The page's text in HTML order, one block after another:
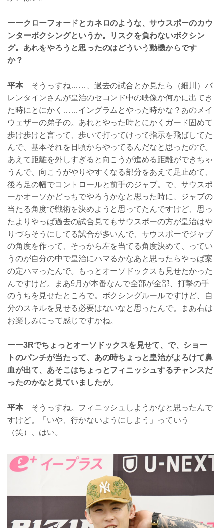
ーークローフォードとカネロのような、サウスポーのカウ
ンターボクシングというか。リスクを負わないボクシン
グ。あれをやろうと思ったのはどういう動機からです
か？
平本そうっすね……、過去の試合とか見たら（細川）バ
レンタインさんが皇治のセコンド中の映像か何かに出てき
た時にとにかく……イングラムとやった時かな？あのメイ
ウェザーの弟子の。あれとやった時とにかくガード固めて
歩け歩けと言って、歩いて打ってけって指示を飛ばしてた
んで、基本それを日頃からやってるんだなと思ったので。
あえて距離を外しすぎると向こうが進める距離ができちゃ
うんで、向こうがやりやすくなる部分をあえて足止めて、
後ろ足の幅でコントロールと前手のジャブ。で、サウスポ
ーかオーソかどっちでやろうかなと思った時に、ジャブの
当たる角度で戦術を決めようと思ってたんですけど、思っ
たよりやっぱ過去の試合見てもサウスポーの方が皇治はや
りづらそうにしてる試合が多いんで、サウスポーでジャブ
の角度を作って、そっから左を当てる角度決めて、ってい
うのが自分の中で皇治にハマるかなあと思ったらやっぱ案
の定ハマったんで。もっとオーソドックスも見せたかった
んですけど。まあ9月が本番なんで全部が全部、打撃の手
のうちを見せたところで。ボクシングルールですけど、自
分のスキルを見せる必要はないなと思ったんで。まあ右は
お楽しみにって感じですかね。
ーー3Rでちょっとオーソドックスを見せて、で、ショー
トのパンチが当たって、あの時ちょっと皇治がよろけて鼻
血が出て、あそこはちょっとフィニッシュするチャンスだ
ったのかなと見ていましたが。
平本そうっすね。フィニッシュしようかなと思ったんで
すけど。「いや、行かないようにしよう」っていう
（笑）、はい。